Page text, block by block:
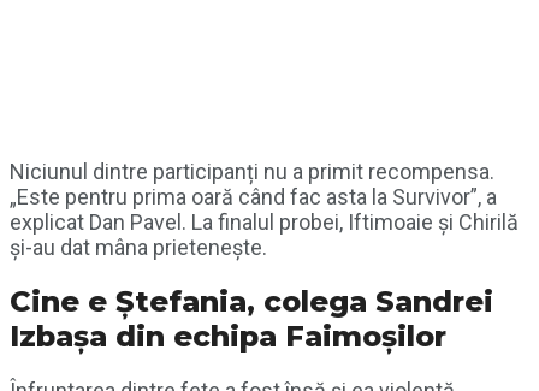
Niciunul dintre participanți nu a primit recompensa.
„Este pentru prima oară când fac asta la Survivor”, a
explicat Dan Pavel. La finalul probei, Iftimoaie și Chirilă
și-au dat mâna prietenește.
Cine e Ștefania, colega Sandrei
Izbașa din echipa Faimoșilor